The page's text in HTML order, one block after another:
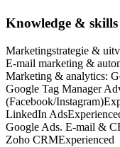
Knowledge & skills
Marketingstrategie &
E-mail marketing &
Marketing & analytics:
Google Tag Manager
(Facebook/Instagram)
LinkedIn Ads
Google Ads. E-mail &
Zoho CRMExperienced